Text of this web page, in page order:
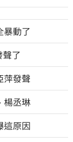
動了
了
發聲
楊丞琳
這原因